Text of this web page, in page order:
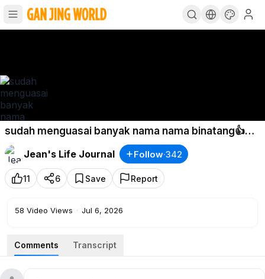
sudah menguasai banyak nama nama binatang👍❤️
#gjwbabies
Jean's Life Journal
Follow·342
11 6 Save Report
58 Video Views · Jul 6, 2026
Comments Transcript